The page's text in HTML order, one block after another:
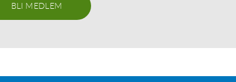
BLI MEDLEM